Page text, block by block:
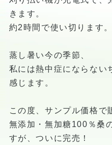
きます。
約2時間で使い切ります。
蒸し暑い今の季節、
私には熱中症にならない
感じます。
この度、サンプル価格で
無添加・無加糖100％桑
すが、ついに完売！